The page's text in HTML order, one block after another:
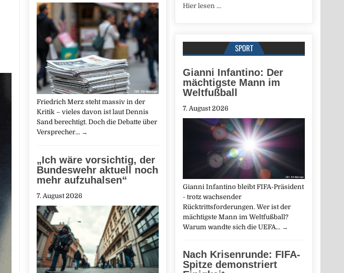
Hier lesen …
SPORT
Gianni Infantino: Der
mächtigste Mann im
Weltfußball
7. August 2026
Gianni Infantino bleibt FIFA-Präsident
- trotz wachsender
Rücktrittsforderungen. Wer ist der
mächtigste Mann im Weltfußball?
Warum wandte sich die UEFA… →
Nach Krisenrunde: FIFA-
Spitze demonstriert
Friedrich Merz steht massiv in der
Kritik – vieles davon ist laut Dennis
Sand berechtigt. Doch die Debatte über
Versprecher… →
„Ich wäre vorsichtig, der
Bundeswehr aktuell noch
mehr aufzuhalsen“
7. August 2026